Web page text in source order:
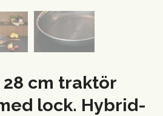
28 cm traktör
lock. Hybrid-